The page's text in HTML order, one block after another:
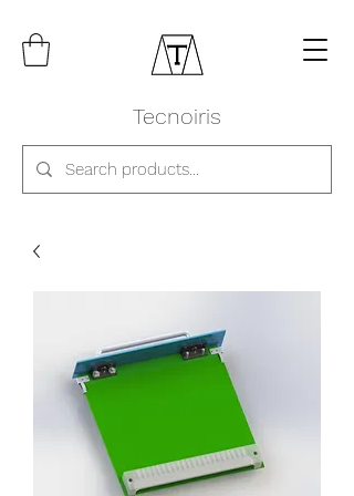
Tecnoiris